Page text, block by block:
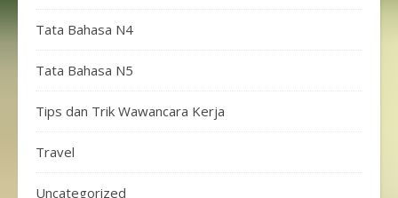
Tata Bahasa N4
Tata Bahasa N5
Tips dan Trik Wawancara Kerja
Travel
Uncategorized